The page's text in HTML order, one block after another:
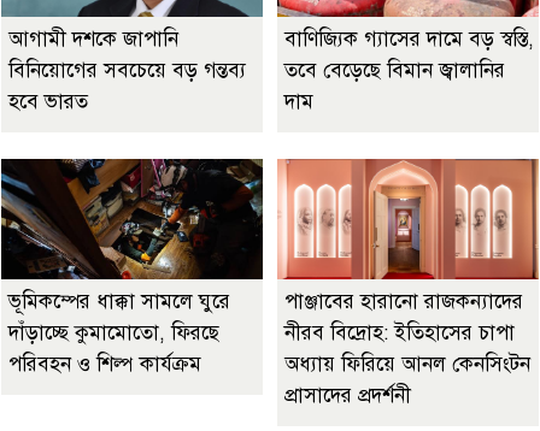
আগামী দশকে জাপানি
বিনিয়োগের সবচেয়ে বড় গন্তব্য
হবে ভারত
বাণিজ্যিক গ্যাসের দামে বড় স্বস্তি,
তবে বেড়েছে বিমান জ্বালানির
দাম
ভূমিকম্পের ধাক্কা সামলে ঘুরে
দাঁড়াচ্ছে কুমামোতো, ফিরছে
পরিবহন ও শিল্প কার্যক্রম
পাঞ্জাবের হারানো রাজকন্যাদের
নীরব বিদ্রোহ: ইতিহাসের চাপা
অধ্যায় ফিরিয়ে আনল কেনসিংটন
প্রাসাদের প্রদর্শনী